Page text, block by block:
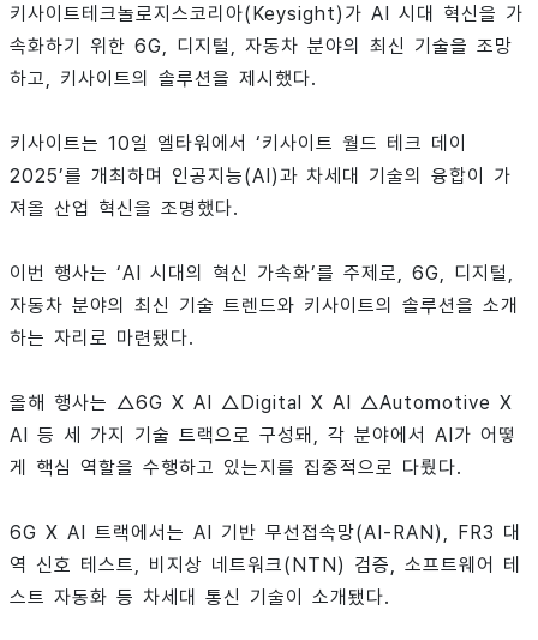
키사이트테크놀로지스코리아(Keysight)가 AI 시대 혁신을 가
속화하기 위한 6G, 디지털, 자동차 분야의 최신 기술을 조망
하고, 키사이트의 솔루션을 제시했다.
키사이트는 10일 엘타워에서 ‘키사이트 월드 테크 데이
2025’를 개최하며 인공지능(AI)과 차세대 기술의 융합이 가
져올 산업 혁신을 조명했다.
이번 행사는 ‘AI 시대의 혁신 가속화’를 주제로, 6G, 디지털,
자동차 분야의 최신 기술 트렌드와 키사이트의 솔루션을 소개
하는 자리로 마련됐다.
올해 행사는 △6G X AI △Digital X AI △Automotive X
AI 등 세 가지 기술 트랙으로 구성돼, 각 분야에서 AI가 어떻
게 핵심 역할을 수행하고 있는지를 집중적으로 다뤘다.
6G X AI 트랙에서는 AI 기반 무선접속망(AI-RAN), FR3 대
역 신호 테스트, 비지상 네트워크(NTN) 검증, 소프트웨어 테
스트 자동화 등 차세대 통신 기술이 소개됐다.